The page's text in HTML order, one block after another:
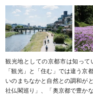
観光地としての京都市は知って
「観光」と「住む」では違う京
いのまちなかと自然との調和が
社仏閣巡り」、「奥京都で豊か